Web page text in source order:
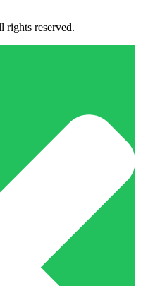
reserved.